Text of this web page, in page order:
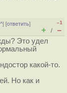
] [ответить]
–1
+ / –
Это удел
какой-то.
Но как и